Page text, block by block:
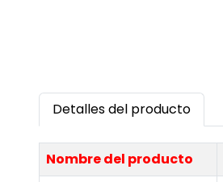
Detalles del producto
Nombre del producto